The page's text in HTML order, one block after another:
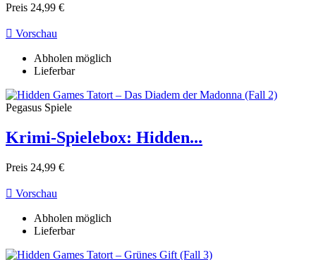
Preis 24,99 €
 Vorschau
Abholen möglich
Lieferbar
Pegasus Spiele
Krimi-Spielebox: Hidden...
Preis 24,99 €
 Vorschau
Abholen möglich
Lieferbar